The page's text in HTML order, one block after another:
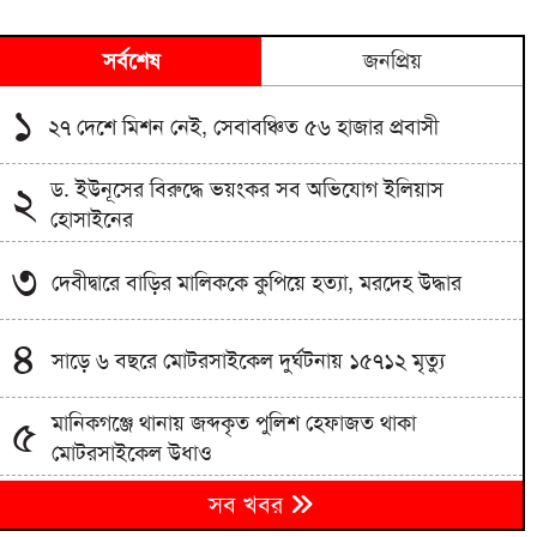
সর্বশেষ জনপ্রিয়
১ ২৭ দেশে মিশন নেই, সেবাবঞ্চিত ৫৬ হাজার প্রবাসী
২ ড. ইউনূসের বিরুদ্ধে ভয়ংকর সব অভিযোগ ইলিয়াস
হোসাইনের
৩ দেবীদ্বারে বাড়ির মালিককে কুপিয়ে হত্যা, মরদেহ উদ্ধার
৪ সাড়ে ৬ বছরে মোটরসাইকেল দুর্ঘটনায় ১৫৭১২ মৃত্যু
৫ মানিকগঞ্জে থানায় জব্দকৃত পুলিশ হেফাজত থাকা
মোটরসাইকেল উধাও
৬
প্রদর্শনীতে মুজিব থাকলেও জিয়া না থাকার ব্যাখ্যা দিলেন
সব খবর